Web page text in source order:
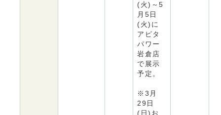
(火)～5
月5日
(火)に
アピタ
パワー
岩倉店
で展示
予定。
※3月
29日
(日)お